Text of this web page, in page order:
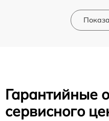
Гарантийные
сервисного